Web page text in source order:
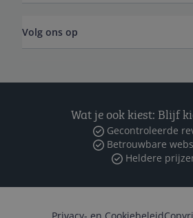
Volg ons op
Wat je ook kiest: Blijf
Gecontroleerde
Betrouwbare
Heldere